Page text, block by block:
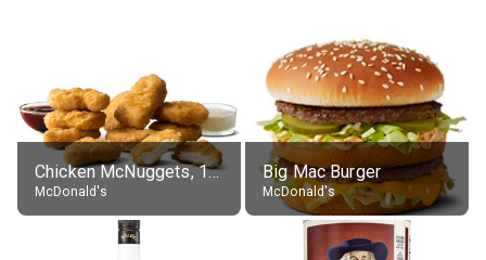
Chicken McNuggets, 10 pieces, without sauce
McDonald's
Big Mac Burger
McDonald's